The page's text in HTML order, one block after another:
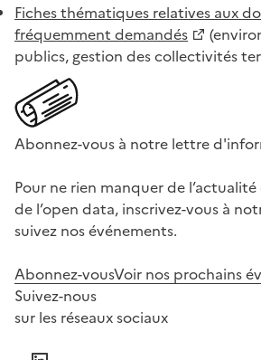
Fiches thématiques relatives aux
fréquemment demandés
publics, gestion des collectivités
Abonnez-vous à notre lettre
Pour ne rien manquer de
de l’open data, inscrivez-vous à
suivez nos événements.
Abonnez-vousVoir nos prochains
Suivez-nous
sur les réseaux sociaux